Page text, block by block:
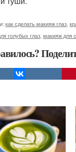
как сделать макияж глаз,
голубых глаз, макияж для